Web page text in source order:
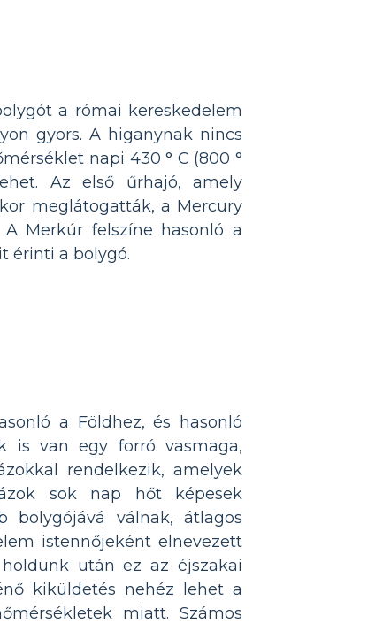
a római kereskedelem
gyors. A higanynak nincs
napi 430 ° C (800 °
Az első űrhajó, amely
meglátogatták, a Mercury
Merkúr felszíne hasonló a
érinti a bolygó.
a Földhez, és hasonló
is van egy forró vasmaga,
rendelkezik, amelyek
sok nap hőt képesek
bolygójává válnak, átlagos
istennőjeként elnevezett
után ez az éjszakai
kiküldetés nehéz lehet a
miatt. Számos